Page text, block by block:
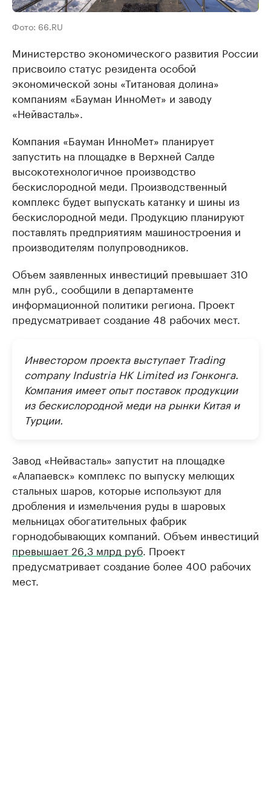
Фото: 66.RU
Министерство экономического развития России
присвоило статус резидента особой
экономической зоны «Титановая долина»
компаниям «Бауман ИнноМет» и заводу
«Нейвасталь».
Компания «Бауман ИнноМет» планирует
запустить на площадке в Верхней Салде
высокотехнологичное производство
бескислородной меди. Производственный
комплекс будет выпускать катанку и шины из
бескислородной меди. Продукцию планируют
поставлять предприятиям машиностроения и
производителям полупроводников.
Объем заявленных инвестиций превышает 310
млн руб., сообщили в департаменте
информационной политики региона. Проект
предусматривает создание 48 рабочих мест.
Инвестором проекта выступает Trading
company Industria HK Limited из Гонконга.
Компания имеет опыт поставок продукции
из бескислородной меди на рынки Китая и
Турции.
Завод «Нейвасталь» запустит на площадке
«Алапаевск» комплекс по выпуску мелющих
стальных шаров, которые используют для
дробления и измельчения руды в шаровых
мельницах обогатительных фабрик
горнодобывающих компаний. Объем инвестиций
превышает 26,3 млрд руб . Проект
предусматривает создание более 400 рабочих
мест.